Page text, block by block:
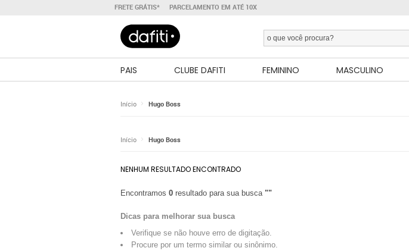
FRETE GRÁTIS* PARCELAMENTO EM ATÉ 10X
PAIS CLUBE DAFITI FEMININO MASCULINO
Início Hugo Boss
Início Hugo Boss
NENHUM RESULTADO ENCONTRADO
Encontramos 0 resultado para sua busca ""
Dicas para melhorar sua busca
Verifique se não houve erro de digitação.
Procure por um termo similar ou sinônimo.